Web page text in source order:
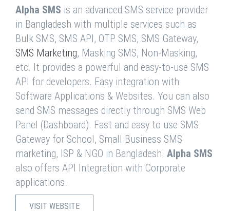
Alpha SMS is an advanced SMS service provider
in Bangladesh with multiple services such as
Bulk SMS, SMS API, OTP SMS, SMS Gateway,
SMS Marketing, Masking SMS, Non-Masking,
etc. It provides a powerful and easy-to-use SMS
API for developers. Easy integration with
Software Applications & Websites. You can also
send SMS messages directly through SMS Web
Panel (Dashboard). Fast and easy to use SMS
Gateway for School, Small Business SMS
marketing, ISP & NGO in Bangladesh. Alpha SMS
also offers API Integration with Corporate
applications.
VISIT WEBSITE